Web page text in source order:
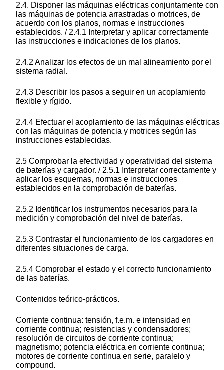
2.4. Disponer las máquinas eléctricas conjuntamente con
las máquinas de potencia arrastradas o motrices, de
acuerdo con los planos, normas e instrucciones
establecidos. / 2.4.1 Interpretar y aplicar correctamente
las instrucciones e indicaciones de los planos.
2.4.2 Analizar los efectos de un mal alineamiento por el
sistema radial.
2.4.3 Describir los pasos a seguir en un acoplamiento
flexible y rígido.
2.4.4 Efectuar el acoplamiento de las máquinas eléctricas
con las máquinas de potencia y motrices según las
instrucciones establecidas.
2.5 Comprobar la efectividad y operatividad del sistema
de baterías y cargador. / 2.5.1 Interpretar correctamente y
aplicar los esquemas, normas e instrucciones
establecidos en la comprobación de baterías.
2.5.2 Identificar los instrumentos necesarios para la
medición y comprobación del nivel de baterías.
2.5.3 Contrastar el funcionamiento de los cargadores en
diferentes situaciones de carga.
2.5.4 Comprobar el estado y el correcto funcionamiento
de las baterías.
Contenidos teórico-prácticos.
Corriente continua: tensión, f.e.m. e intensidad en
corriente continua; resistencias y condensadores;
resolución de circuitos de corriente continua;
magnetismo; potencia eléctrica en corriente continua;
motores de corriente continua en serie, paralelo y
compound.